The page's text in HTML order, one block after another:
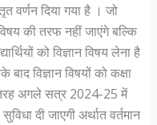
वर्णन दिया गया है । जो
विषय की तरफ नहीं जाएंगे बल्कि
को विज्ञान विषय लेना है
विज्ञान विषयों को कक्षा
अगले सत्र 2024-25 में
दी जाएगी अर्थात वर्तमान